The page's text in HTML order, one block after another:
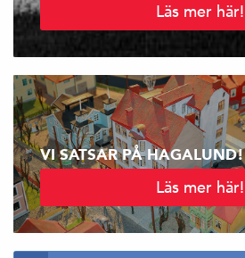
Läs mer här!
VI SATSAR PÅ HAGALUND!
Läs mer här!